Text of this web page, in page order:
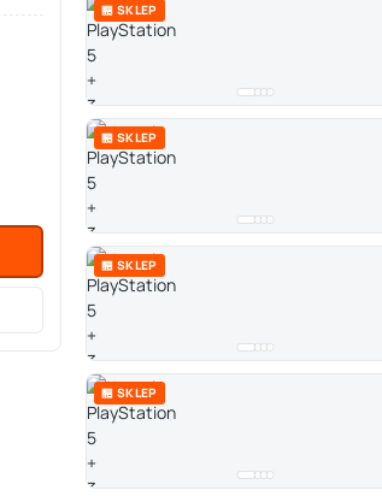
🏪 SKLEP
🏪 SKLEP
🏪 SKLEP
🏪 SKLEP